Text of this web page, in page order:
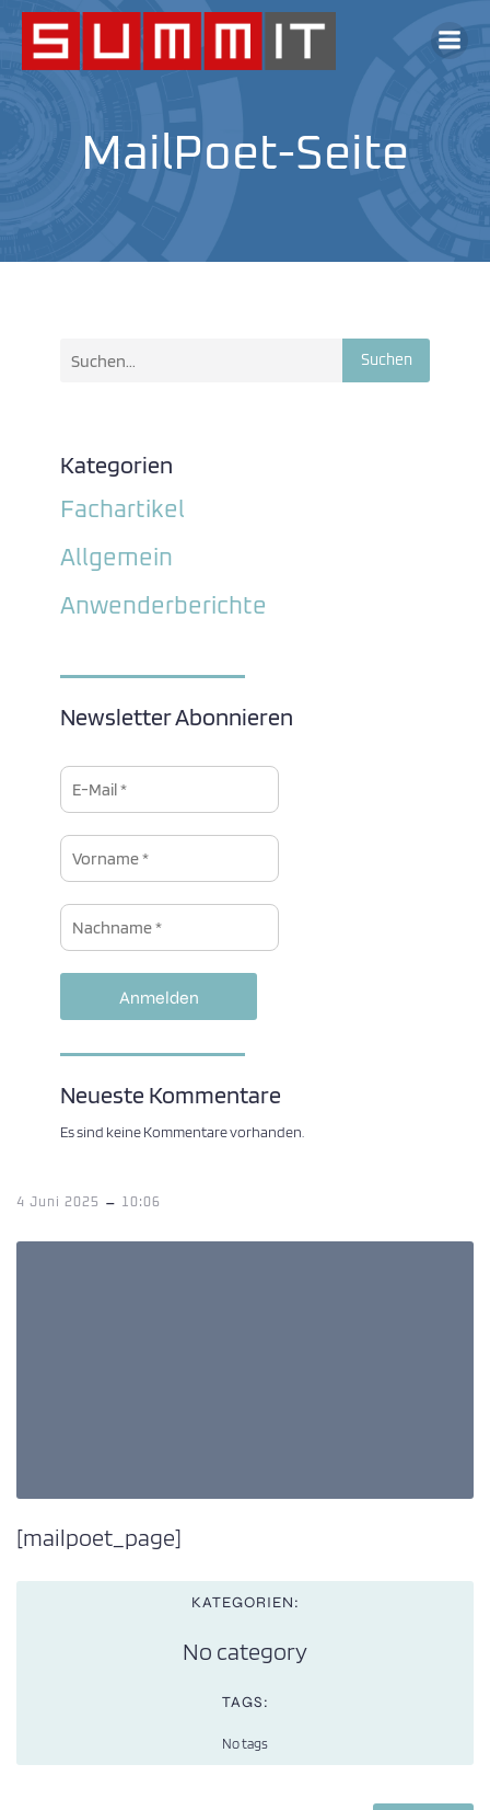
MailPoet-Seite
Suchen
Kategorien
Fachartikel
Allgemein
Anwenderberichte
Newsletter Abonnieren
Neueste Kommentare
Es sind keine Kommentare vorhanden.
4 Juni 2025 - 10:06
[mailpoet_page]
KATEGORIEN:
No category
TAGS:
No tags